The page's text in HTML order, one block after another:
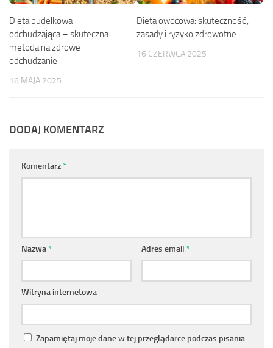
Dieta pudełkowa
odchudzająca – skuteczna
metoda na zdrowe
odchudzanie
16 MAJA 2025
Dieta owocowa: skuteczność,
zasady i ryzyko zdrowotne
16 CZERWCA 2025
DODAJ KOMENTARZ
Komentarz*
Nazwa* Adres email *
Witryna internetowa
Zapamiętaj moje dane w tej przeglądarce podczas pisania